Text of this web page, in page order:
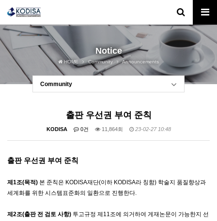
Notice
HOME Community Announcements
Community
출판 우선권 부여 준칙
KODISA 0건 11,864회 23-02-27 10:48
출판 우선권 부여 준칙
제 1조(목적) 본 준칙은 KODISA재단(이하 KODISA라 칭함) 학술지 품질향상과
세계화를 위한 시스템표준화의 일환으로 진행한다.
제 2조(출판 전 검토 사항) 투고규정 제 11조에 의거하여 게재논문이 가능한지 선